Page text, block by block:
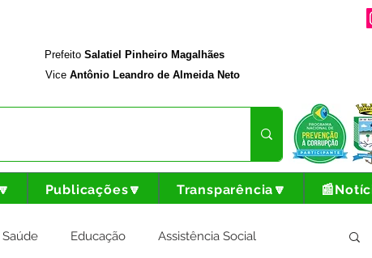
Prefeito Salatiel Pinheiro Magalhães
Vice Antônio Leandro de Almeida Neto
Publicações🔽 Transparência🔽
Saúde Educação Assistência Social